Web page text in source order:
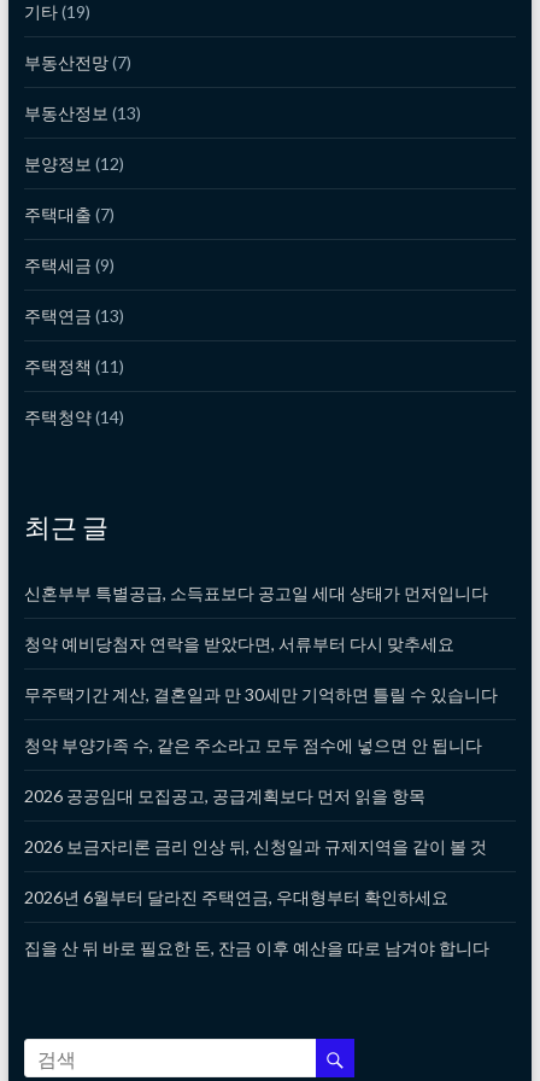
기타(19)
부동산전망(7)
부동산정보 (13)
분양정보 (12)
주택대출 (7)
주택세금 (9)
주택연금 (13)
주택정책 (11)
주택청약(14)
최근 글
신혼부부 특별공급, 소득표보다 공고일 세대 상태가 먼저입니다
청약 예비당첨자 연락을 받았다면, 서류부터 다시 맞추세요
무주택기간 계산, 결혼일과 만 30세만 기억하면 틀릴 수 있습니다
청약 부양가족 수, 같은 주소라고 모두 점수에 넣으면 안 됩니다
2026 공공임대 모집공고, 공급계획보다 먼저 읽을 항목
2026 보금자리론 금리 인상 뒤, 신청일과 규제지역을 같이 볼 것
2026년 6월부터 달라진 주택연금, 우대형부터 확인하세요
집을 산 뒤 바로 필요한 돈, 잔금 이후 예산을 따로 남겨야 합니다